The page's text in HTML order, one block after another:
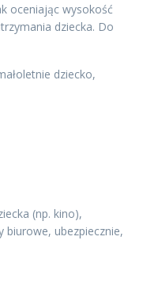
oceniając wysokość
dziecka. Do
dziecko,
(np. kino),
biurowe, ubezpiecznie,